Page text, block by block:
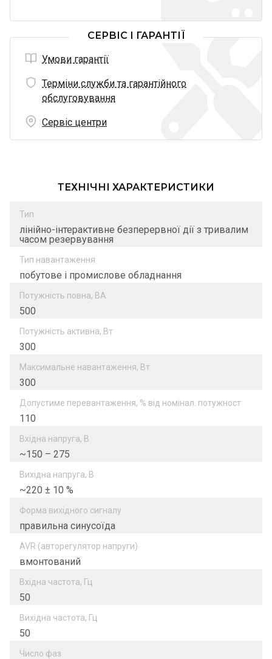
СЕРВІС І ГАРАНТІЇ
Умови гарантії
Терміни служби та гарантійного
обслуговування
Сервіс центри
ТЕХНІЧНІ ХАРАКТЕРИСТИКИ
Тип
лінійно-інтерактивне безперервної дії з тривалим
часом резервування
Тип навантаження
побутове і промислове обладнання
Потужність повна, ВА
500
Потужність активна, Вт
300
Максимальне навантаження, Вт
300
Допустиме перевантаження, % від номінал. потужност
110
Вхідна напруга, В
~150 – 275
Вихідна напруга, В
~220 ± 10 %
Форма вихідного сигналу
правильна синусоїда
AVR (авторегулятор напруги)
вмонтований
Вхідна частота, Гц
50
Вихідна частота, Гц
50
Число фаз